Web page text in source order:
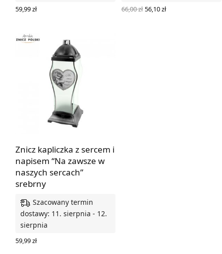
59,99zł
66,00zł Pierwotna
cena
56,10złAktualna
Znicz kapliczka z sercem i
napisem “Na zawsze w
naszych sercach”
srebrny
Szacowany termin
dostawy: 11. sierpnia - 12.
sierpnia
59,99zł